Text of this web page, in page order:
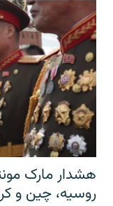
هشدار مارک
روسیه، چین و